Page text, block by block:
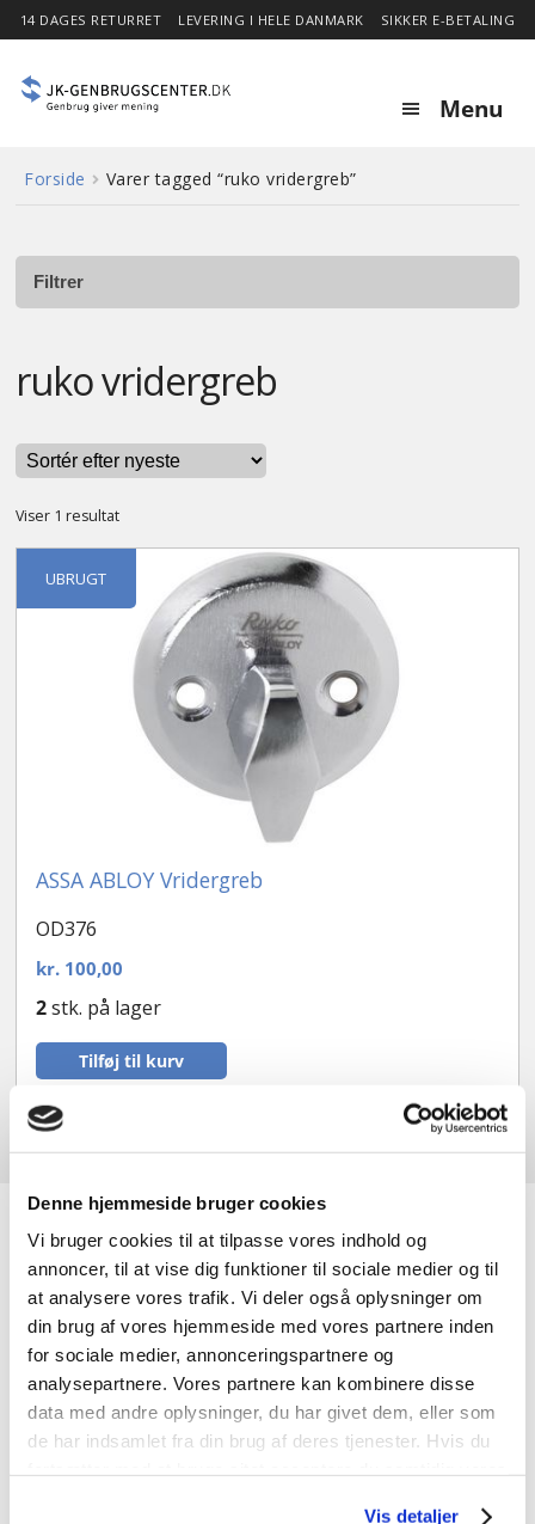
Denne hjemmeside bruger cookies
Vi bruger cookies til at tilpasse vores indhold og
annoncer, til at vise dig funktioner til sociale medier og til
at analysere vores trafik. Vi deler også oplysninger om
din brug af vores hjemmeside med vores partnere inden
for sociale medier, annonceringspartnere og
analysepartnere. Vores partnere kan kombinere disse
data med andre oplysninger, du har givet dem, eller som
de har indsamlet fra din brug af deres tjenester. Hvis du
Vis detaljer
14 DAGES RETURRET LEVERING I HELE DANMARK SIKKER E-BETALING
Menu
Forside
Shop
menu
Kontakt
Forside Varer tagged “ruko vridergreb”
Filtrer
ruko vridergreb
Viser 1 resultat
UBRUGT
ASSA ABLOY Vridergreb
OD376
kr.100,00
Tilføj til kurv
2stk. på lager
JK-Genbrugscenter
Hos JK-Genbrugscenter handler vi primært med nye og
brugte døre og vinduer, men vi har også andre
byggematerialer. Vi har materialer med charme og
kvalitet til gode priser og noget til enhver smag.